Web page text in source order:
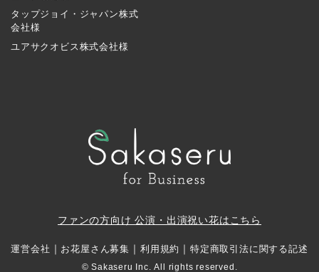
タップジョイ・ジャパン株式
会社様
ユアサクオビス株式会社様
ファンの方向け 公演・出演祝い花はこちら
運営会社 ｜ お花屋さん募集 ｜ 利用規約 ｜ 特定商取引法に関する記述
© Sakaseru Inc. All rights reserved.